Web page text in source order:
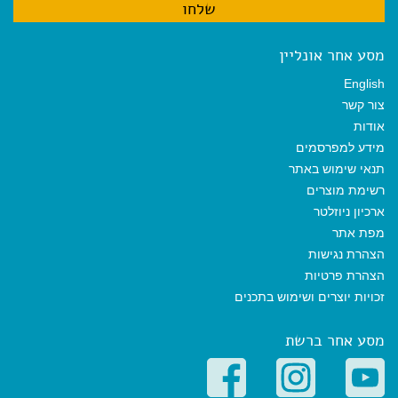
מסע אחר אונליין
English
צור קשר
אודות
מידע למפרסמים
תנאי שימוש באתר
רשימת מוצרים
ארכיון ניוזלטר
מפת אתר
הצהרת נגישות
הצהרת פרטיות
זכויות יוצרים ושימוש בתכנים
מסע אחר ברשת